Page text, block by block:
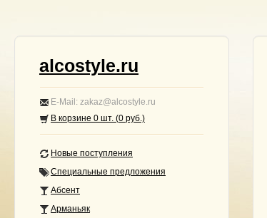
alcostyle.ru
E-Mail: zakaz@alcostyle.ru
В корзине 0 шт. (0 руб.)
Новые поступления
Специальные предложения
Абсент
Арманьяк